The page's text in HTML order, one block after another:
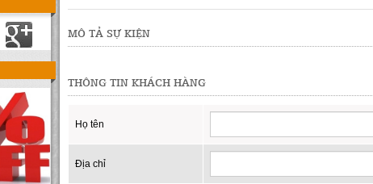
MÔ TẢ SỰ KIỆN
THÔNG TIN KHÁCH HÀNG
Họ tên
Địa chỉ